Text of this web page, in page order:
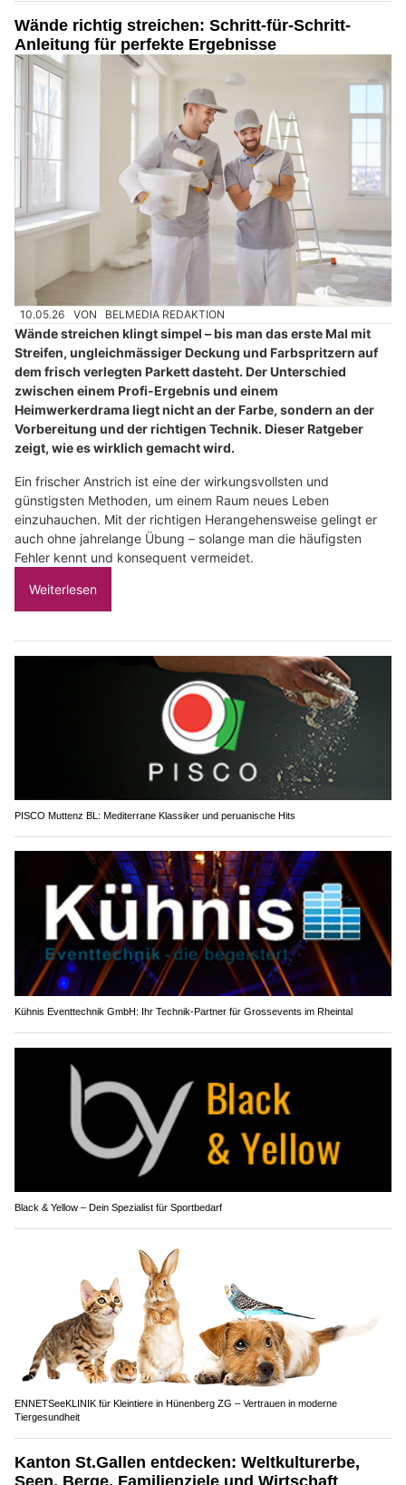
Wände richtig streichen: Schritt-für-Schritt-
Anleitung für perfekte Ergebnisse
10.05.26 VON BELMEDIA REDAKTION
Wände streichen klingt simpel – bis man das erste Mal mit
Streifen, ungleichmässiger Deckung und Farbspritzern auf
dem frisch verlegten Parkett dasteht. Der Unterschied
zwischen einem Profi-Ergebnis und einem
Heimwerkerdrama liegt nicht an der Farbe, sondern an der
Vorbereitung und der richtigen Technik. Dieser Ratgeber
zeigt, wie es wirklich gemacht wird.
Ein frischer Anstrich ist eine der wirkungsvollsten und
günstigsten Methoden, um einem Raum neues Leben
einzuhauchen. Mit der richtigen Herangehensweise gelingt er
auch ohne jahrelange Übung – solange man die häufigsten
Fehler kennt und konsequent vermeidet.
Weiterlesen
PISCO Muttenz BL: Mediterrane Klassiker und peruanische Hits
Kühnis Eventtechnik GmbH: Ihr Technik-Partner für Grossevents im Rheintal
Black & Yellow – Dein Spezialist für Sportbedarf
ENNETSeeKLINIK für Kleintiere in Hünenberg ZG – Vertrauen in moderne
Tiergesundheit
Kanton St.Gallen entdecken: Weltkulturerbe,
Seen, Berge, Familienziele und Wirtschaft